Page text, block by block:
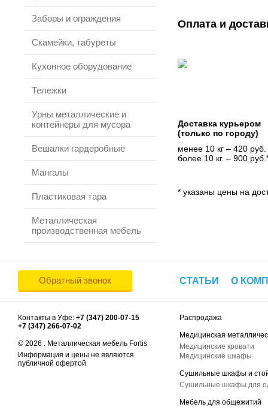
Заборы и ограждения
Скамейки, табуреты
Кухонное оборудование
Тележки
Урны металлические и
контейнеры для мусора
Вешалки гардеробные
Мангалы
Пластиковая тара
Металлическая
производственная мебель
Оплата и
Доставка курьером
(только по городу)
менее 10 кг – 420 руб.
более 10 кг. – 900
* указаны цены на
Обратный звонок СТАТЬИ О
Контакты в Уфе: +7 (347) 200-07-15
+7 (347) 266-07-02
© 2026 . Металлическая мебель Fortis
Информация и цены не являются
публичной офертой
Распродажа
Медицинская
Медицинские кровати
Медицинские шкафы
Сушильные шкафы и
Сушильные шкафы для
Мебель для общежитий